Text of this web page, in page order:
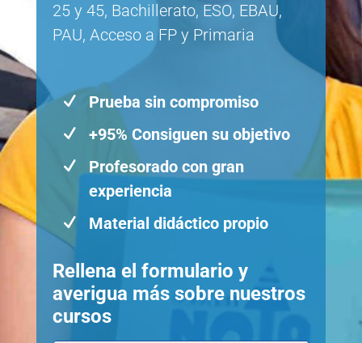
25 y 45, Bachillerato, ESO, EBAU,
PAU, Acceso a FP y Primaria
N Prueba sin compromiso
N +95% Consiguen su objetivo
N
Profesorado con gran
experiencia
N Material didáctico propio
Rellena el formulario y
averigua más sobre nuestros
cursos